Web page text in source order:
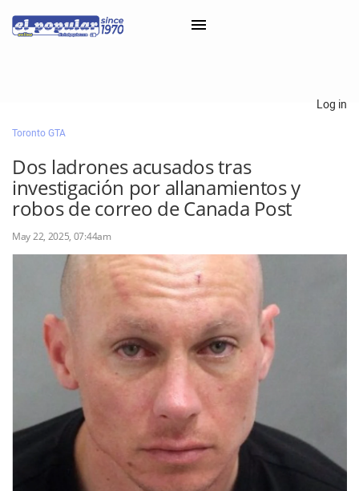
Classifieds
Categorías
Iniciar sesión con Clascal
Log in
Toronto GTA
Dos ladrones acusados ​​tras
investigación por allanamientos y
robos de correo de Canada Post
May 22, 2025, 07:44am